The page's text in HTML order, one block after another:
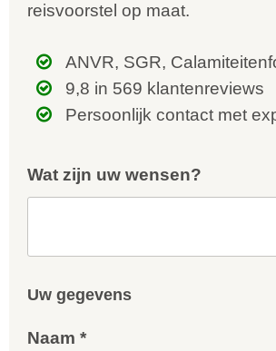
reisvoorstel op maat.
ANVR, SGR,
9,8 in 569 klantenreviews
Persoonlijk contact met
Wat zijn uw wensen?
Uw gegevens
Naam *